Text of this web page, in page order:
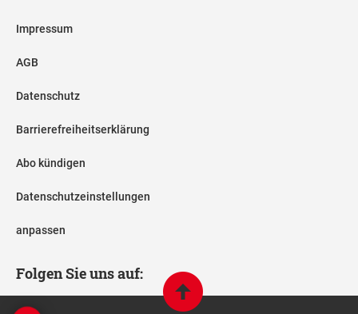
Impressum
AGB
Datenschutz
Barrierefreiheitserklärung
Abo kündigen
Datenschutzeinstellungen
anpassen
Folgen Sie uns auf: